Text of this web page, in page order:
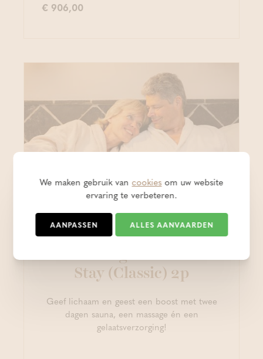
€ 906,00
Hotel arrangementen
Stay (Classic) 2p
Geef lichaam en geest een boost met twee
dagen sauna, een massage én een
gelaatsverzorging!
We maken gebruik vancookiesom uw website
ervaring te verbeteren.
AANPASSEN ALLES AANVAARDEN